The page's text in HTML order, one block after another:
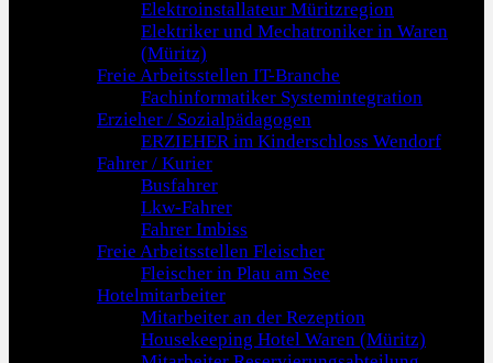
Elektroinstallateur Müritzregion
Elektriker und Mechatroniker in Waren
(Müritz)
Freie Arbeitsstellen IT-Branche
Fachinformatiker Systemintegration
Erzieher / Sozialpädagogen
ERZIEHER im Kinderschloss Wendorf
Fahrer / Kurier
Busfahrer
Lkw-Fahrer
Fahrer Imbiss
Freie Arbeitsstellen Fleischer
Fleischer in Plau am See
Hotelmitarbeiter
Mitarbeiter an der Rezeption
Housekeeping Hotel Waren (Müritz)